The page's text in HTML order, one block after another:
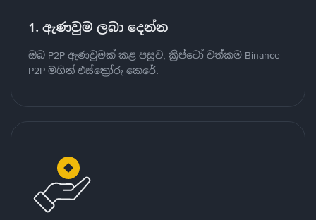
1. ඇණවුම ලබා දෙන්න
ඔබ P2P ඇණවුමක් කළ පසුව, ක්‍රිප්ටෝ වත්කම Binance
P2P මගින් එස්ක්‍රෝරු කෙරේ.